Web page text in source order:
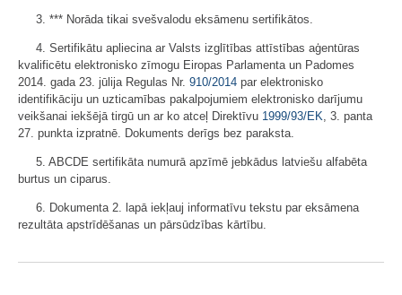
3. *** Norāda tikai svešvalodu eksāmenu sertifikātos.
4. Sertifikātu apliecina ar Valsts izglītības attīstības aģentūras
kvalificētu elektronisko zīmogu Eiropas Parlamenta un Padomes
2014. gada 23. jūlija Regulas Nr. 910/2014 par elektronisko
identifikāciju un uzticamības pakalpojumiem elektronisko darījumu
veikšanai iekšējā tirgū un ar ko atceļ Direktīvu 1999/93/EK, 3. panta
27. punkta izpratnē. Dokuments derīgs bez paraksta.
5. ABCDE sertifikāta numurā apzīmē jebkādus latviešu alfabēta
burtus un ciparus.
6. Dokumenta 2. lapā iekļauj informatīvu tekstu par eksāmena
rezultāta apstrīdēšanas un pārsūdzības kārtību.